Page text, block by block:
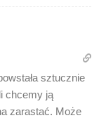
sztucznie
chcemy ją
zarastać. Może